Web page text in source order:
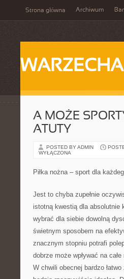
Strona główna Archiwum
WARZECHA
A MOŻE
ATUTY
POSTED BY ADMIN
WYŁĄCZONA
Piłka nożna – sport dla
Jest to chyba zupełnie
istotną kwestią dla absolutnie
wybrać dla siebie dowolną
świetnym sposobem na
znacznym stopniu potrafi
dobrze może wpływać na
W chwili obecnej bardzo